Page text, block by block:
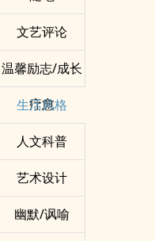
文艺评论
温馨励志/成长
疗愈
生活风格
人文科普
艺术设计
幽默/讽喻